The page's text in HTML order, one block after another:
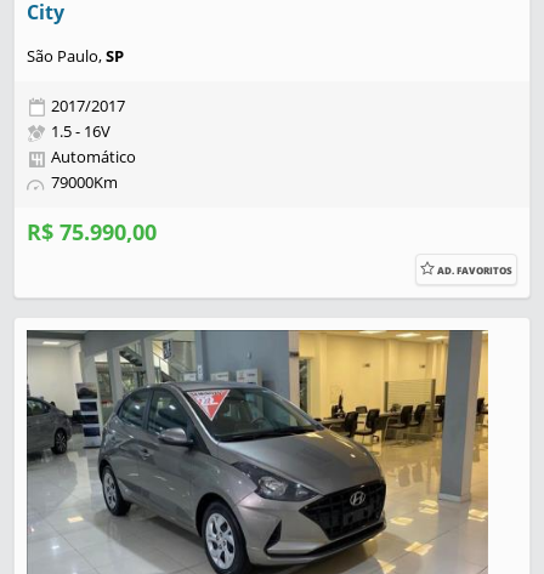
City
São Paulo,SP
2017/2017
1.5 - 16V
Automático
79000Km
R$ 75.990,00
AD. FAVORITOS